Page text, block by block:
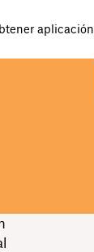
aplicación